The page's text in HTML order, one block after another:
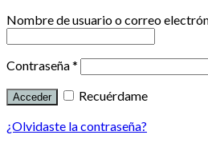
Nombre de usuario o correo
Contraseña*
Recuérdame
¿Olvidaste la contraseña?